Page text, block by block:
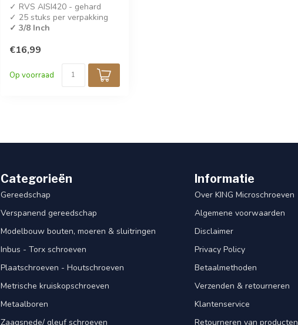
✓ RVS AISI420 - gehard
✓ 25 stuks per verpakking
✓ 3/8 Inch
€16,99
Op voorraad
Categorieën
Gereedschap
Verspanend gereedschap
Modelbouw bouten, moeren & sluitringen
Inbus - Torx schroeven
Plaatschroeven - Houtschroeven
Metrische kruiskopschroeven
Metaalboren
Zaagsnede/ gleuf schroeven
Informatie
Over KING Microschroeven
Algemene voorwaarden
Disclaimer
Privacy Policy
Betaalmethoden
Verzenden & retourneren
Klantenservice
Retourneren van producten